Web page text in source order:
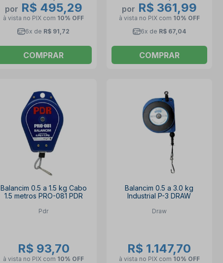
por R$ 495,29
à vista no PIX com 10% OFF
6x de R$ 91,72
COMPRAR
por R$ 361,99
à vista no PIX com 10% OFF
6x de R$ 67,04
COMPRAR
Balancim 0.5 a 1.5 kg Cabo
1.5 metros PRO-081 PDR
Pdr
R$ 93,70
à vista no PIX com 10% OFF
Balancim 0.5 a 3.0 kg
Industrial P-3 DRAW
Draw
R$ 1.147,70
à vista no PIX com 10% OFF